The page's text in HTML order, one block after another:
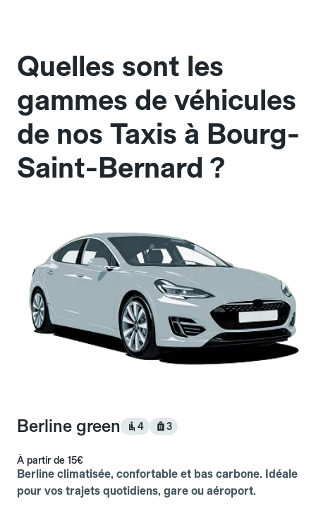
Quelles sont les
gammes de véhicules
de nos Taxis à Bourg-
Saint-Bernard ?
Berline green 4 3
À partir de 15€
Berline climatisée, confortable et bas carbone. Idéale
pour vos trajets quotidiens, gare ou aéroport.